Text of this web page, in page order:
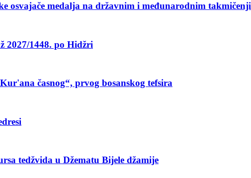
osvajače medalja na državnim i međunarodnim
2027/1448. po Hidžri
časnog“, prvog bosanskog tefsira
tedžvida u Džematu Bijele džamije